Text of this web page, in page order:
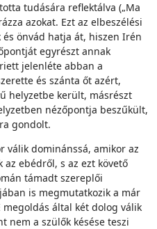
tudására reflektálva („Ma
azokat. Ezt az elbeszélési
önvád hatja át, hiszen Irén
egyrészt annak
jelenléte abban a
és szánta őt azért,
helyzetbe került, másrészt
nézőpontja beszűkült,
gondolt.
válik dominánssá, amikor az
ebédről, s az ezt követő
támadt szereplői
is megmutatkozik a már
által két dolog válik
nem a szülők késése teszi